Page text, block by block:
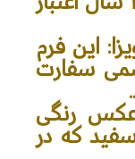
: این فرم
سفارت
رنگی
سفید که در